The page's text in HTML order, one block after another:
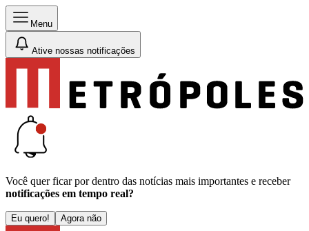
Menu
Ative nossas notificações
Você quer ficar por dentro das notícias mais importantes e receber
notificações em tempo real?
Eu quero! Agora não